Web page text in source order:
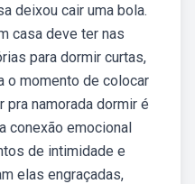
deixou cair uma bola.
casa deve ter nas
para dormir curtas,
o momento de colocar
pra namorada dormir é
conexão emocional
de intimidade e
elas engraçadas,